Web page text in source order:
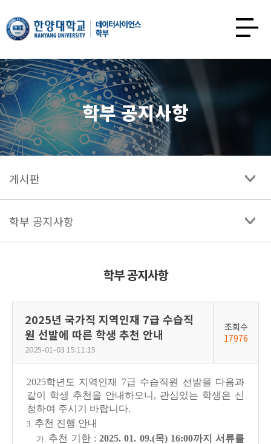
한양대학교
데이터사이언스학과
열기
학부 공지사항
게시판
학부 공지사항
학부 공지사항
2025년 국가직 지역인재 7급 수습직
원 선발에 따른 학생 추천 안내
2025-01-03 15:11:15
조회수
17976
2025학년도 지역인재 7급 수습직원 선발을 다음과
같이 학생 추천을 안내하오니, 관심있는 학생은 신
청하여 주시기 바랍니다.
3. 추천 진행 안내
가. 추천 기한 : 2025. 01. 09.(목) 16:00까지 서류를